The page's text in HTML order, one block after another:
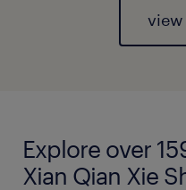
Explore over
Xian Qian Xie